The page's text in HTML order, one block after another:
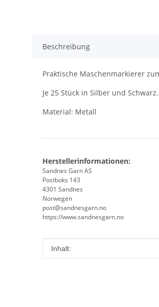
Beschreibung
Praktische Maschenmarkierer
Je 25 Stück in Silber und Schwarz.
Material: Metall
Herstellerinformationen:
Sandnes Garn AS
Postboks 143
4301 Sandnes
Norwegen
post@sandnesgarn.no
https://www.sandnesgarn.no
Produkteigenschaft
Wert
Inhalt: